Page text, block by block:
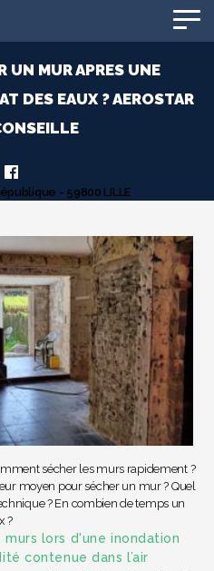
UN MUR APRES UNE
DES EAUX ? AEROSTAR
- 59800 LILLE
sécher les murs rapidement ?
moyen pour sécher un mur ? Quel
? En combien de temps un
?
lors d'une inondation
contenue dans l’air